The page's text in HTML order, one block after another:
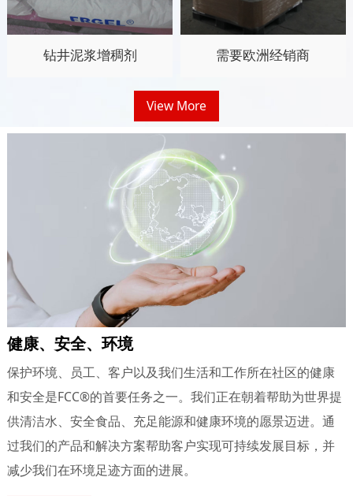
钻井泥浆增稠剂 需要欧洲经销商
View More
健康、安全、环境
保护环境、员工、客户以及我们生活和工作所在社区的健康
和安全是FCC®的首要任务之一。我们正在朝着帮助为世界提
供清洁水、安全食品、充足能源和健康环境的愿景迈进。通
过我们的产品和解决方案帮助客户实现可持续发展目标，并
减少我们在环境足迹方面的进展。